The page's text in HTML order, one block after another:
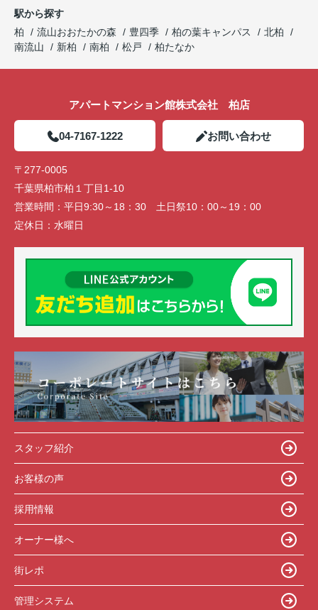
駅から探す
柏
流山おおたかの森 豊四季 柏の葉キャンパス
北柏
南流山
新柏 南柏 松戸 柏たなか
アパートマンション館株式会社 柏店
04-7167-1222 お問い合わせ
〒277-0005
千葉県柏市柏１丁目1-10
営業時間： 平日9:30～18：30 土日祭10：00～19：00
定休日： 水曜日
スタッフ紹介
お客様の声
採用情報
オーナー様へ
街レポ
管理システム